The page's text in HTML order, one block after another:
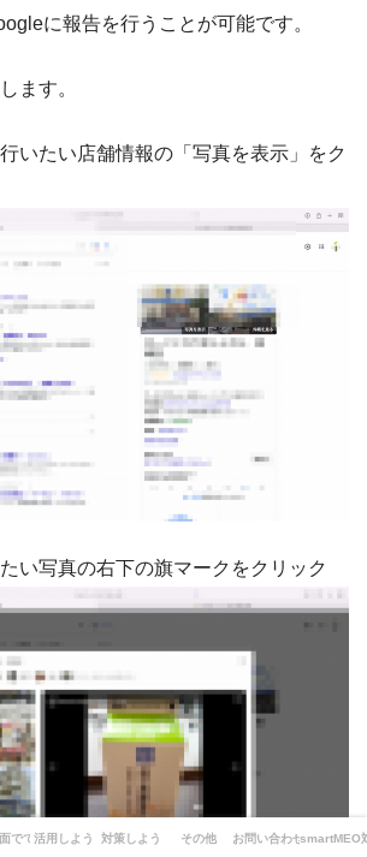
に報告を行うことが可能です。
ます。
いたい店舗情報の「写真を表示」をク
い写真の右下の旗マークをクリック
でできることは？
活用しよう 対策しよう その他 お問い合わせsmartMEO